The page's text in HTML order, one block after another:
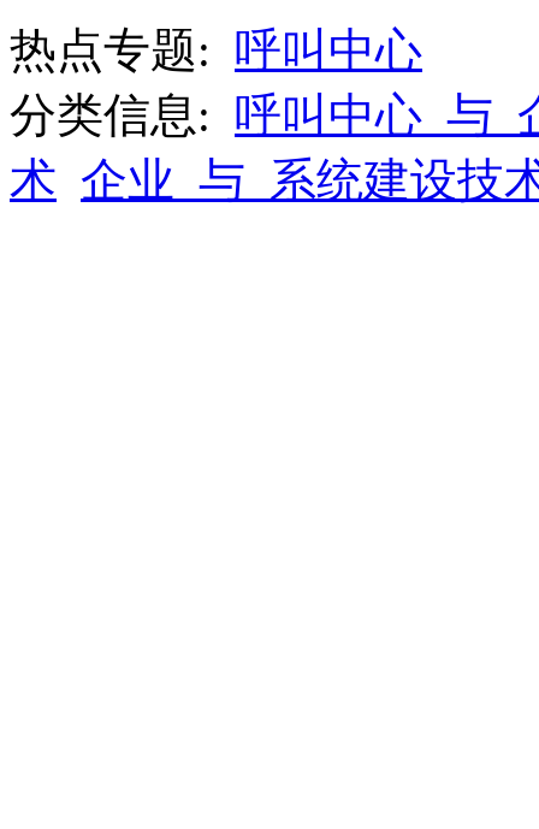
热点专题: 呼叫中心
分类信息: 呼叫中心_与_
术 企业_与_系统建设技